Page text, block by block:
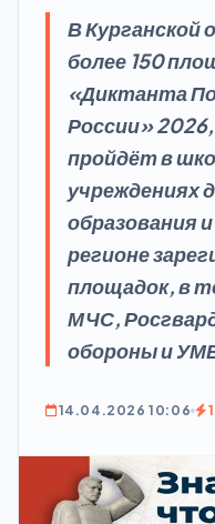
В Курганской
более 150
«Диктанта
России»
пройдёт в
учреждениях
образования
регионе
площадок, в
МЧС,
обороны и
14.04.2026 10:06